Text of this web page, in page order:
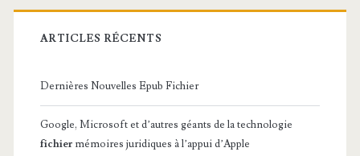
ARTICLES RÉCENTS
Dernières Nouvelles Epub Fichier
Google, Microsoft et d’autres géants de la technologie
fichier mémoires juridiques à l’appui d’Apple